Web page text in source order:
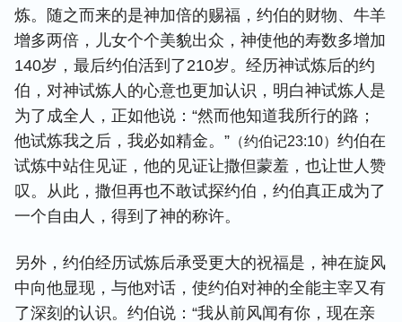
炼。随之而来的是神加倍的赐福，约伯的财物、牛羊
增多两倍，儿女个个美貌出众，神使他的寿数多增加
140岁，最后约伯活到了210岁。经历神试炼后的约
伯，对神试炼人的心意也更加认识，明白神试炼人是
为了成全人，正如他说：“然而他知道我所行的路；
他试炼我之后，我必如精金。” （约伯记23:10） 约伯在
试炼中站住见证，他的见证让撒但蒙羞，也让世人赞
叹。从此，撒但再也不敢试探约伯，约伯真正成为了
一个自由人，得到了神的称许。
另外，约伯经历试炼后承受更大的祝福是，神在旋风
中向他显现，与他对话，使约伯对神的全能主宰又有
了深刻的认识。约伯说：“我从前风闻有你，现在亲